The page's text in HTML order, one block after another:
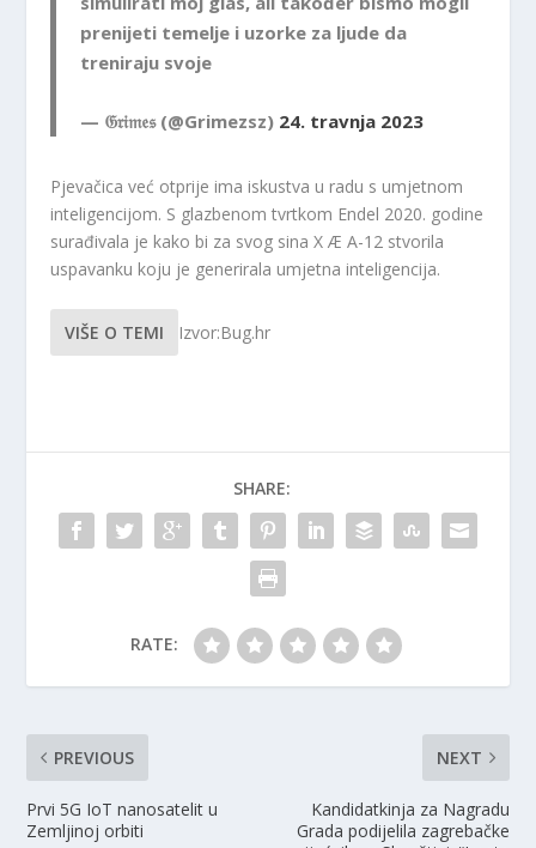
prenijeti temelje i uzorke za ljude da
treniraju svoje
— 𝔊𝔯𝔦𝔪𝔢𝔰 (@Grimezsz) 24. travnja 2023
Pjevačica već otprije ima iskustva u radu s umjetnom
inteligencijom. S glazbenom tvrtkom Endel 2020. godine
surađivala je kako bi za svog sina X Æ A-12 stvorila
uspavanku koju je generirala umjetna inteligencija.
VIŠE O TEMI Izvor:Bug.hr
SHARE:
RATE:
PREVIOUS
Prvi 5G IoT nanosatelit u
Zemljinoj orbiti
NEXT
Kandidatkinja za Nagradu
Grada podijelila zagrebačke